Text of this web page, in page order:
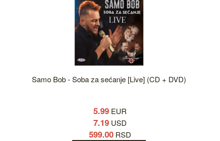
Samo Bob - Soba za sećanje [Live] (CD + DVD)
5.99 EUR
7.19 USD
599.00 RSD